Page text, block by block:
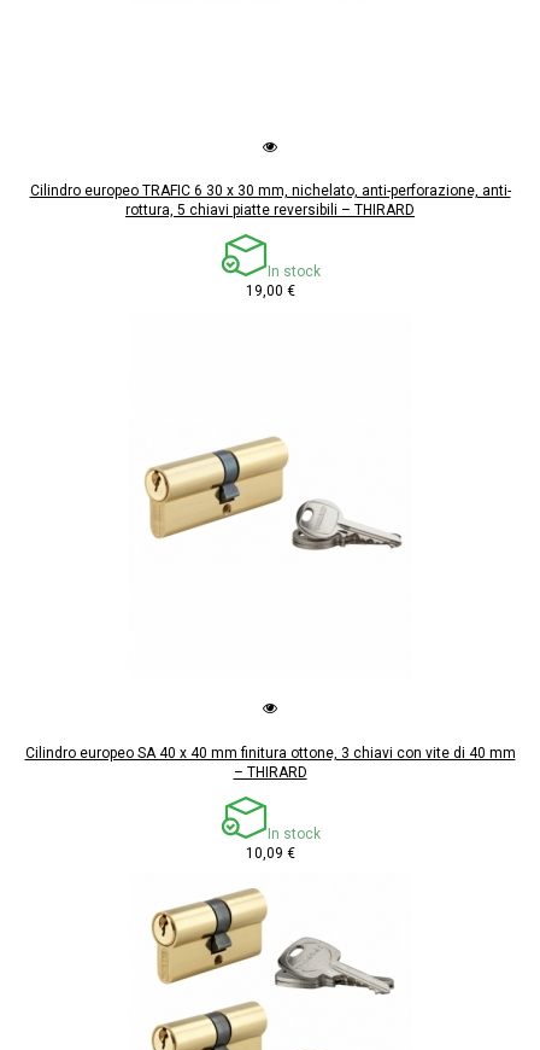
Cilindro europeo TRAFIC 6 30 x 30 mm, nichelato, anti-perforazione, anti-
rottura, 5 chiavi piatte reversibili – THIRARD
In stock
19,00 €
Cilindro europeo SA 40 x 40 mm finitura ottone, 3 chiavi con vite di 40 mm
– THIRARD
In stock
10,09 €